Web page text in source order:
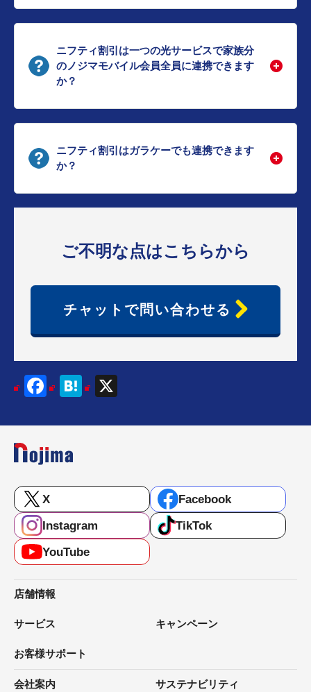
ニフティ割引は一つの光サービスで家族分
のノジマモバイル会員全員に連携できます
か？
ニフティ割引はガラケーでも連携できます
か？
ご不明な点はこちらから
チャットで問い合わせる
Facebook
Hatena
X
Facebook
Instagram
TikTok
YouTube
店舗情報
サービス キャンペーン
お客様サポート
会社案内 サステナビリティ